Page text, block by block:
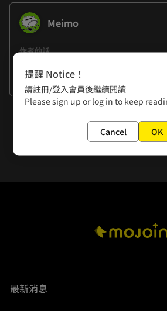
Meimo
作者的話
感謝大家的閱讀~也感謝編輯跟助手朋友
與精神支持(?)
這不是一個有完美結局的故事，也有為
伏筆，作為第一次商業連載有許多不足
容。
希望未來還有機會在其他漫畫中與大家相
看更多
後記
最新消息
提醒 Notice！
請註冊/登入會員後繼續閱讀
Please sign up or log in to keep
Cancel OK